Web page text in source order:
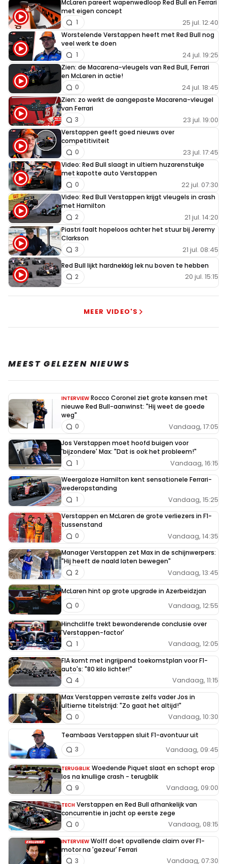
McLaren pareert wapenwedloop Red Bull en Ferrari
met eigen concept
25 jul. 12:40
1
Worstelende Verstappen heeft met Red Bull nog
veel werk te doen
24 jul. 19:25
1
Zien: de Macarena-vleugels van Red Bull, Ferrari
en McLaren in actie!
24 jul. 18:45
0
Zien: zo werkt de aangepaste Macarena-vleugel
van Ferrari
23 jul. 19:00
3
Verstappen geeft goed nieuws over
competitiviteit
23 jul. 17:45
0
Video: Red Bull slaagt in ultiem huzarenstukje
met kapotte auto Verstappen
22 jul. 07:30
0
Video: Red Bull Verstappen krijgt vleugels in crash
met Hamilton
21 jul. 14:20
2
Piastri faalt hopeloos achter het stuur bij Jeremy
Clarkson
21 jul. 08:45
3
Red Bull lijkt hardnekkig lek nu boven te hebben
20 jul. 15:15
2
MEER VIDEO'S
MEEST GELEZEN NIEUWS
INTERVIEW Rocco Coronel ziet grote kansen met
nieuwe Red Bull-aanwinst: "Hij weet de goede
weg"
Vandaag, 17:05
0
Jos Verstappen moet hoofd buigen voor
'bijzondere' Max: "Dat is ook het probleem!"
Vandaag, 16:15
1
Weergaloze Hamilton kent sensationele Ferrari-
wederopstanding
Vandaag, 15:25
1
Verstappen en McLaren de grote verliezers in F1-
tussenstand
Vandaag, 14:35
0
Manager Verstappen zet Max in de schijnwerpers:
"Hij heeft de naald laten bewegen"
Vandaag, 13:45
2
McLaren hint op grote upgrade in Azerbeidzjan
Vandaag, 12:55
0
Hinchcliffe trekt bewonderende conclusie over
'Verstappen-factor'
Vandaag, 12:05
1
FIA komt met ingrijpend toekomstplan voor F1-
auto's: "80 kilo lichter!"
Vandaag, 11:15
4
Max Verstappen verraste zelfs vader Jos in
ultieme titelstrijd: "Zo gaat het altijd!"
Vandaag, 10:30
0
Teambaas Verstappen sluit F1-avontuur uit
Vandaag, 09:45
3
TERUGBLIK Woedende Piquet slaat en schopt erop
los na knullige crash - terugblik
Vandaag, 09:00
9
TECH Verstappen en Red Bull afhankelijk van
concurrentie in jacht op eerste zege
Vandaag, 08:15
0
INTERVIEW Wolff doet opvallende claim over F1-
motor na 'gezeur' Ferrari
Vandaag, 07:30
3